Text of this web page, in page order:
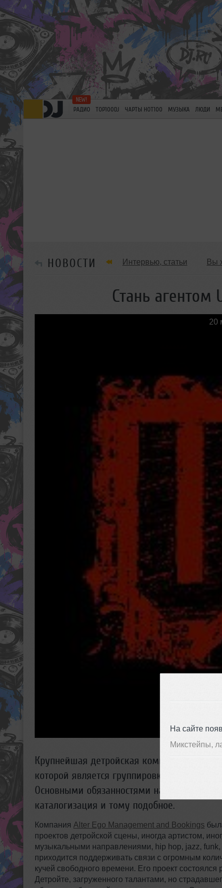
На сайте
Микстейпы,
РАДИО TOP100DJ ЧАРТЫ HOT100 МУЗЫКА ЛЮДИ
НОВОСТИ Интервью, статьи Вы
Мужчина & Женщина
Стань агентом
20
Крупнейшая детройская компания
которой является группировка
Основными обязанностями называются:
каталогизация и тому подобное.
Компания Alter Ego Management and Bookings
проектов детройской сцены, иногда артистом,
музыкальными направлениями, hip hop, jazz,
приходится поддерживать связи с огромным
кучей свободного времени. Его проект
Детройте, загруженного талантами, но